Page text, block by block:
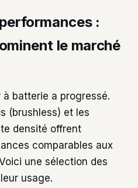
:
le marché
batterie a progressé.
(brushless) et les
densité offrent
comparables aux
une sélection des
usage.